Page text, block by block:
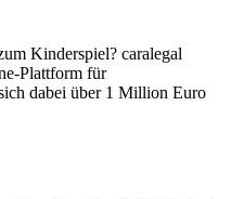
Kinderspiel? caralegal
Plattform für
dabei über 1 Million Euro